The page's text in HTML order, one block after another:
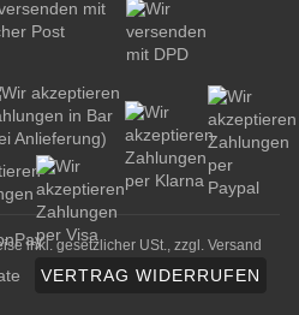
inkl. gesetzlicher USt., zzgl. Versand
VERTRAG WIDERRUFEN